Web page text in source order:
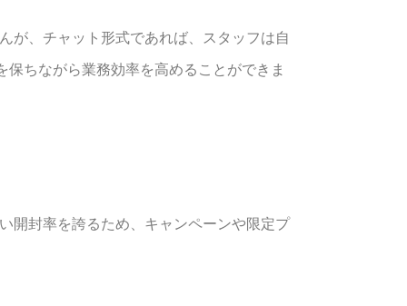
が、チャット形式であれば、スタッフは自
ちながら業務効率を高めることができま
開封率を誇るため、キャンペーンや限定プ